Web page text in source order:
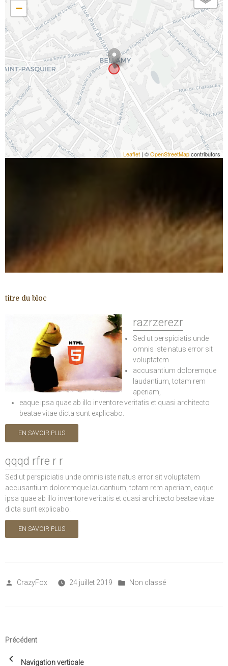
−
Leaflet | ©OpenStreetMapcontributors
titre du bloc
razrzerezr
Sed ut perspiciatis unde
omnis iste natus error sit
voluptatem
accusantium doloremque
laudantium, totam rem
aperiam,
eaque ipsa quae ab illo inventore veritatis et quasi architecto
beatae vitae dicta sunt explicabo.
EN SAVOIR PLUS
qqqd rfre r r
Sed ut perspiciatis unde omnis iste natus error sit voluptatem
accusantium doloremque laudantium, totam rem aperiam, eaque
ipsa quae ab illo inventore veritatis et quasi architecto beatae vitae
dicta sunt explicabo.
EN SAVOIR PLUS
Posted
CrazyFox 24 juillet 2019
Posted
Non classé
de
Article
Précédent
Navigation verticale